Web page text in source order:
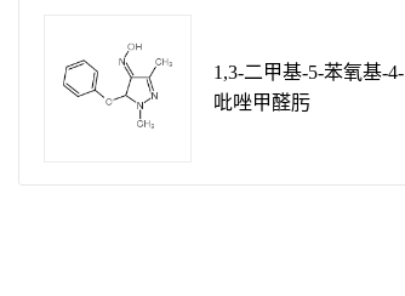
1,3-二甲基-5-苯氧基-4-
吡唑甲醛肟